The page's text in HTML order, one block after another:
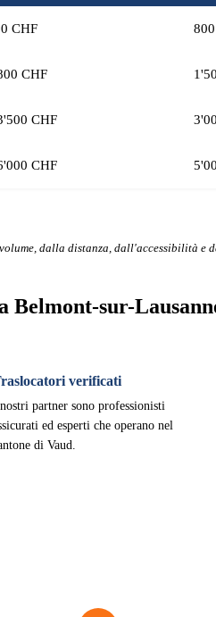
CHF
CHF
CHF
CHF
dalla distanza, dall'accessibilità e
Belmont-sur-
verificati
partner sono professionisti
ed esperti che operano nel
di Vaud.